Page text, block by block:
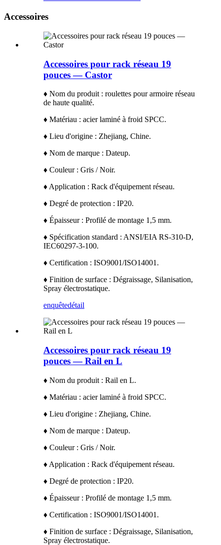
Accessoires
Accessoires pour rack réseau 19
pouces — Castor
♦ Nom du produit : roulettes pour armoire réseau
de haute qualité.
♦ Matériau : acier laminé à froid SPCC.
♦ Lieu d'origine : Zhejiang, Chine.
♦ Nom de marque : Dateup.
♦ Couleur : Gris / Noir.
♦ Application : Rack d'équipement réseau.
♦ Degré de protection : IP20.
♦ Épaisseur : Profilé de montage 1,5 mm.
♦ Spécification standard : ANSI/EIA RS-310-D,
IEC60297-3-100.
♦ Certification : ISO9001/ISO14001.
♦ Finition de surface : Dégraissage, Silanisation,
Spray électrostatique.
enquêtedétail
Accessoires pour rack réseau 19
pouces — Rail en L
♦ Nom du produit : Rail en L.
♦ Matériau : acier laminé à froid SPCC.
♦ Lieu d'origine : Zhejiang, Chine.
♦ Nom de marque : Dateup.
♦ Couleur : Gris / Noir.
♦ Application : Rack d'équipement réseau.
♦ Degré de protection : IP20.
♦ Épaisseur : Profilé de montage 1,5 mm.
♦ Certification : ISO9001/ISO14001.
♦ Finition de surface : Dégraissage, Silanisation,
Spray électrostatique.